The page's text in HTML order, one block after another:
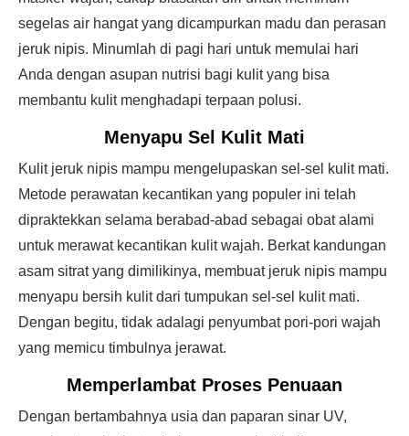
segelas air hangat yang dicampurkan madu dan perasan
jeruk nipis. Minumlah di pagi hari untuk memulai hari
Anda dengan asupan nutrisi bagi kulit yang bisa
membantu kulit menghadapi terpaan polusi.
Menyapu Sel Kulit Mati
Kulit jeruk nipis mampu mengelupaskan sel-sel kulit mati.
Metode perawatan kecantikan yang populer ini telah
dipraktekkan selama berabad-abad sebagai obat alami
untuk merawat kecantikan kulit wajah. Berkat kandungan
asam sitrat yang dimilikinya, membuat jeruk nipis mampu
menyapu bersih kulit dari tumpukan sel-sel kulit mati.
Dengan begitu, tidak adalagi penyumbat pori-pori wajah
yang memicu timbulnya jerawat.
Memperlambat Proses Penuaan
Dengan bertambahnya usia dan paparan sinar UV,